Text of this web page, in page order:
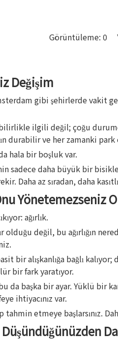
Görüntüleme: 0
Değişim
gibi şehirlerde
ilgili değil; çoğu
durabilir ve her zamanki park
hala bir boşluk var.
sadece daha büyük bir
Daha az sıradan, daha
Yönetemezseniz
ağırlık.
olduğu değil, bu ağırlığın
bir alışkanlığa bağlı
bir fark yaratıyor.
da başka bir ayar. Yüklü bir
ihtiyacınız var.
etmeye başlarsınız.